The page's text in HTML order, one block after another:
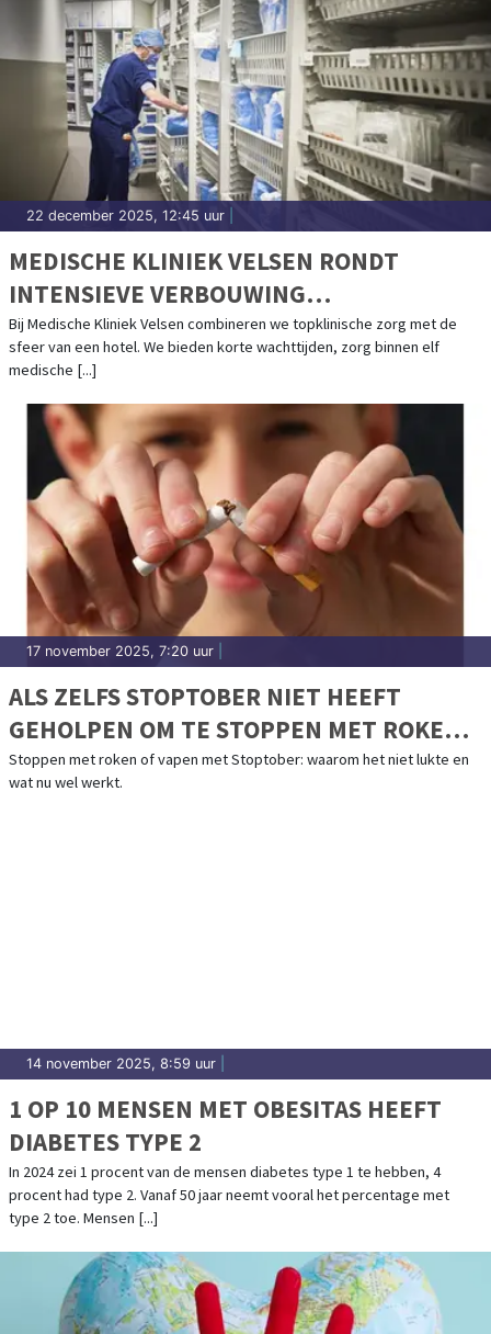
22 december 2025, 12:45 uur
MEDISCHE KLINIEK VELSEN RONDT
INTENSIEVE VERBOUWING
HOOFDGEBOUW AF
Bij Medische Kliniek Velsen combineren we topklinische zorg met de
sfeer van een hotel. We bieden korte wachttijden, zorg binnen elf
medische [...]
17 november 2025, 7:20 uur
ALS ZELFS STOPTOBER NIET HEEFT
GEHOLPEN OM TE STOPPEN MET ROKEN
OF VAPEN
Stoppen met roken of vapen met Stoptober: waarom het niet lukte en
wat nu wel werkt.
14 november 2025, 8:59 uur
1 OP 10 MENSEN MET OBESITAS HEEFT
DIABETES TYPE 2
In 2024 zei 1 procent van de mensen diabetes type 1 te hebben, 4
procent had type 2. Vanaf 50 jaar neemt vooral het percentage met
type 2 toe. Mensen [...]